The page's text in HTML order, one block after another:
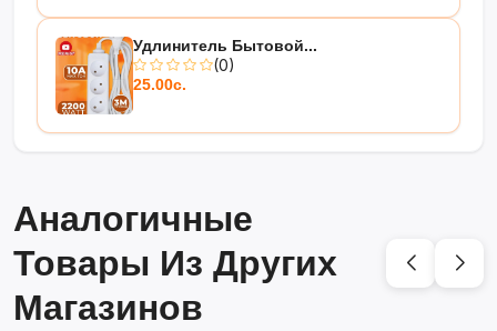
Удлинитель Бытовой...
(0)
25.00с.
Аналогичные
Товары Из Других
Магазинов